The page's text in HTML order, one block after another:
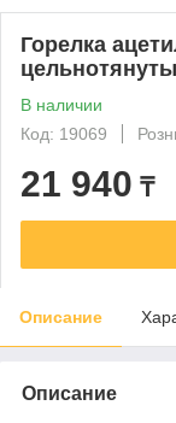
Горелка
В наличии
Код: 19069
21 940 ₸
Описание
Описание